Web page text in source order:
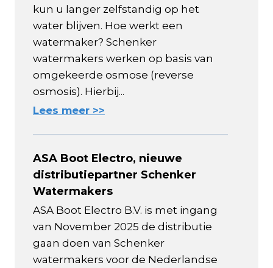
kun u langer zelfstandig op het
water blijven. Hoe werkt een
watermaker? Schenker
watermakers werken op basis van
omgekeerde osmose (reverse
osmosis). Hierbij...
Lees meer >>
ASA Boot Electro, nieuwe
distributiepartner Schenker
Watermakers
ASA Boot Electro B.V. is met ingang
van November 2025 de distributie
gaan doen van Schenker
watermakers voor de Nederlandse